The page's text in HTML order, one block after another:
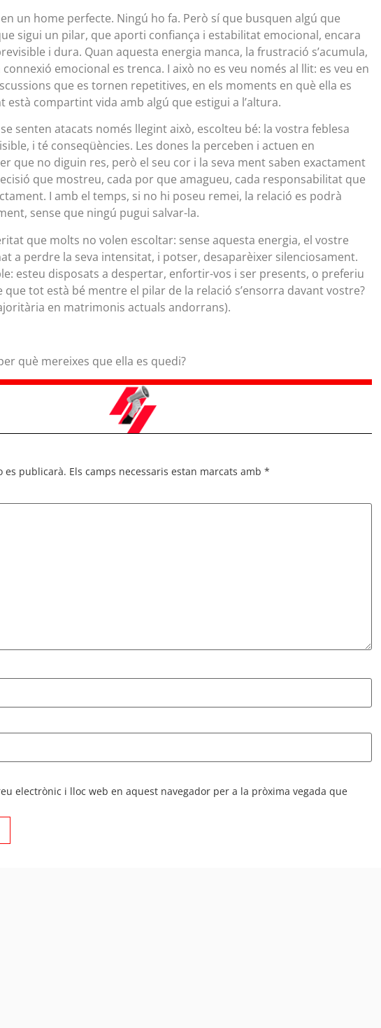
un home perfecte. Ningú ho fa. Però sí que busquen algú que
sigui un pilar, que aporti confiança i estabilitat emocional, encara
i dura. Quan aquesta energia manca, la frustració s’acumula,
connexió emocional es trenca. I això no es veu només al llit: es veu en
que es tornen repetitives, en els moments en què ella es
està compartint vida amb algú que estigui a l’altura.
senten atacats només llegint això, escolteu bé: la vostra feblesa
i té conseqüències. Les dones la perceben i actuen en
que no diguin res, però el seu cor i la seva ment saben exactament
que mostreu, cada por que amagueu, cada responsabilitat que
I amb el temps, si no hi poseu remei, la relació es podrà
sense que ningú pugui salvar-la.
que molts no volen escoltar: sense aquesta energia, el vostre
a perdre la seva intensitat, i potser, desaparèixer silenciosament.
esteu disposats a despertar, enfortir-vos i ser presents, o preferiu
tot està bé mentre el pilar de la relació s’ensorra davant vostre?
en matrimonis actuals andorrans).
què mereixes que ella es quedi?
es publicarà. Els camps necessaris estan marcats amb *
electrònic i lloc web en aquest navegador per a la pròxima vegada que